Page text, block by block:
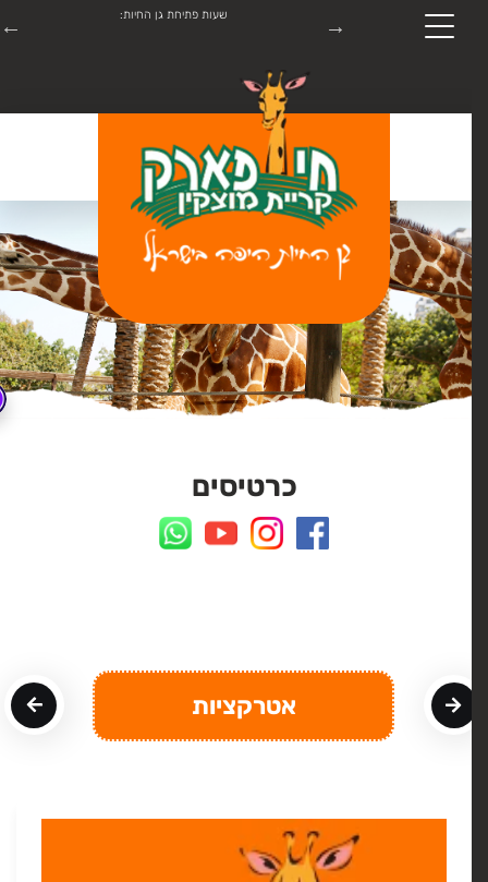
תערוכת ROBO-PARK מתקיימת בתאריכים 18.7.26-31.8.26 יש להתעדכן שעות פתיחת גן החיות:
כרטיסים
אטרקציות